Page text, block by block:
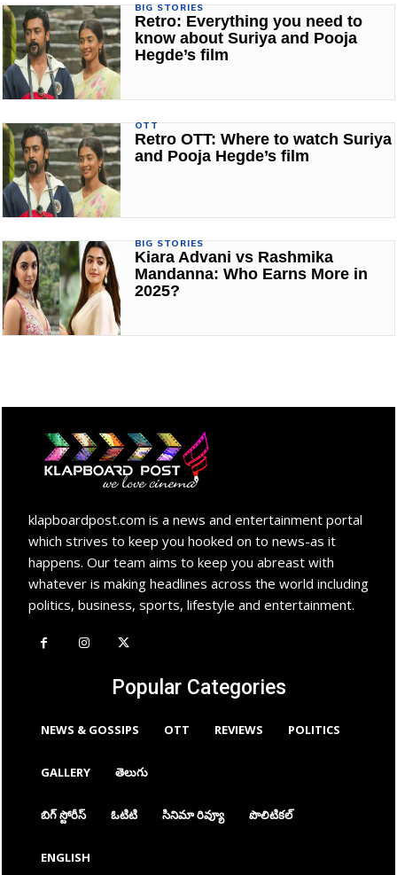
BIG STORIES
Retro: Everything you need to
know about Suriya and Pooja
Hegde’s film
OTT
Retro OTT: Where to watch Suriya
and Pooja Hegde’s film
BIG STORIES
Kiara Advani vs Rashmika
Mandanna: Who Earns More in
2025?
klapboardpost.com is a news and entertainment portal
which strives to keep you hooked on to news-as it
happens. Our team aims to keep you abreast with
whatever is making headlines across the world including
politics, business, sports, lifestyle and entertainment.
Popular Categories
NEWS & GOSSIPS OTT REVIEWS POLITICS
GALLERY తెలుగు
బిగ్ స్టోరీస్ ఓటిటి సినిమా రివ్యూ పొలిటికల్
ENGLISH